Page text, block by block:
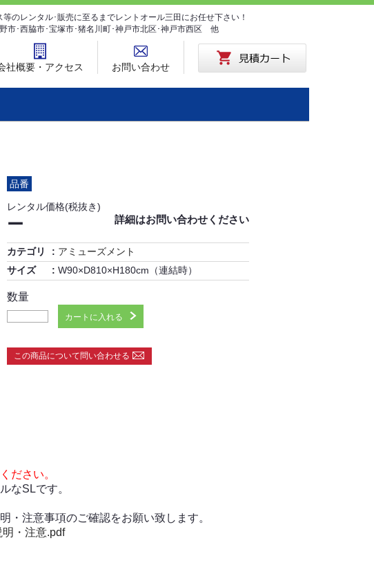
のレンタル･販売に至るまでレントオール三田にお任せ下さい！
市･西脇市･宝塚市･猪名川町･神戸市北区･神戸市西区 他
社概要・アクセス お問い合わせ
品番
レンタル価格(税抜き)
ー 詳細はお問い合わせください
カテゴリ
アミューズメント
サイズ
W90×D810×H180cm（連結時）
数量
カートに入れる
この商品について問い合わせる
ださい。
なSLです。
・注意事項のご確認をお願い致します。
・注意.pdf